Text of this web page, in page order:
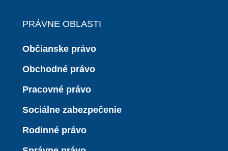
PRÁVNE OBLASTI
Občianske právo
Obchodné právo
Pracovné právo
Sociálne zabezpečenie
Rodinné právo